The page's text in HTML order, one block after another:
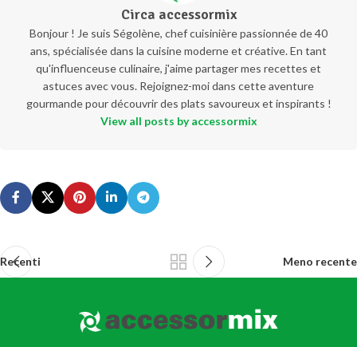
Circa accessormix
Bonjour ! Je suis Ségolène, chef cuisinière passionnée de 40
ans, spécialisée dans la cuisine moderne et créative. En tant
qu'influenceuse culinaire, j'aime partager mes recettes et
astuces avec vous. Rejoignez-moi dans cette aventure
gourmande pour découvrir des plats savoureux et inspirants !
View all posts by accessormix
Recenti Meno recente